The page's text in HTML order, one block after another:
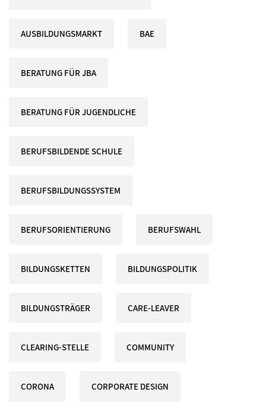
AUSBILDUNGSMARKT BAE
BERATUNG FÜR JBA
BERATUNG FÜR JUGENDLICHE
BERUFSBILDENDE SCHULE
BERUFSBILDUNGSSYSTEM
BERUFSORIENTIERUNG BERUFSWAHL
BILDUNGSKETTEN BILDUNGSPOLITIK
BILDUNGSTRÄGER CARE-LEAVER
CLEARING-STELLE COMMUNITY
CORONA CORPORATE DESIGN